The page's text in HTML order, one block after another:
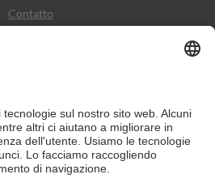
Contatto
viaggio per una vacanza in
– con alloggi e offerte nelle